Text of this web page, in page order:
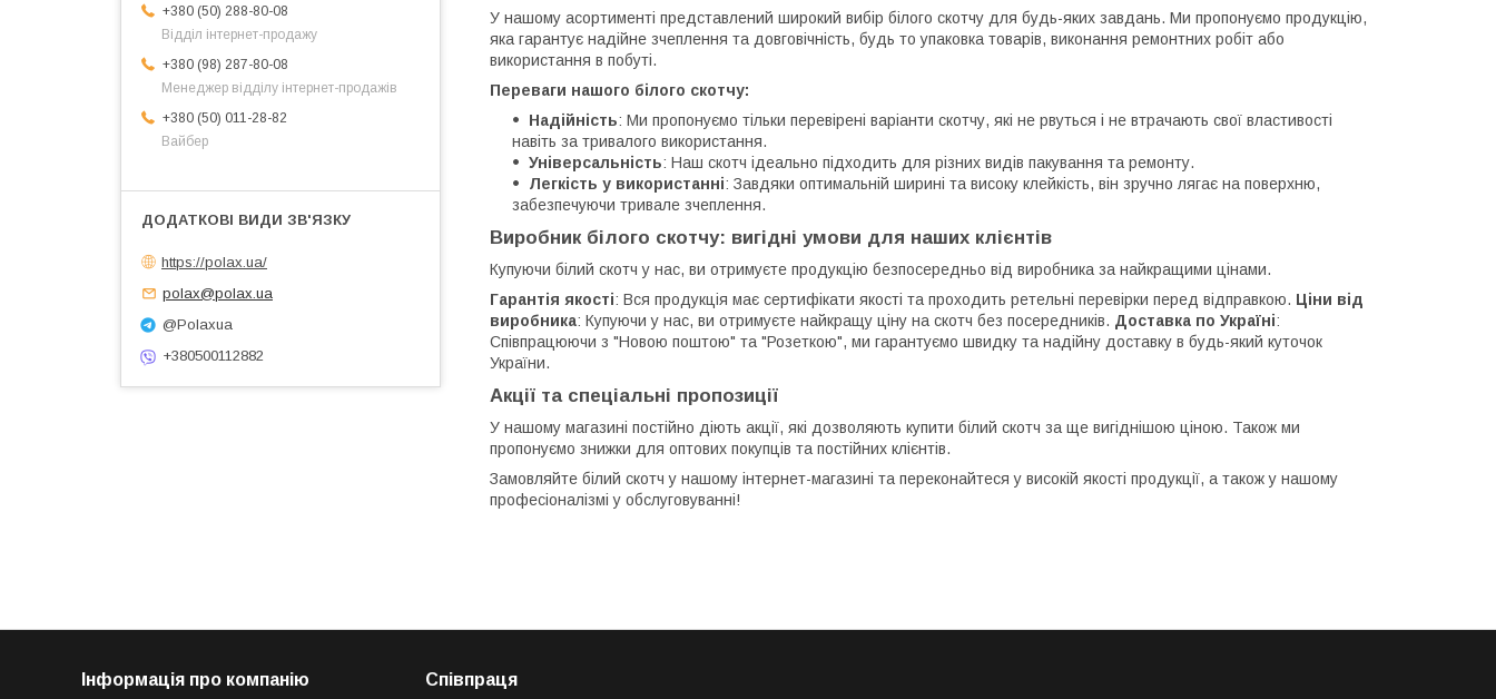
У нашому асортименті представлений широкий вибір білого скотчу для будь-яких завдань. Ми пропонуємо продукцію,
яка гарантує надійне зчеплення та довговічність, будь то упаковка товарів, виконання ремонтних робіт або
використання в побуті.
Переваги нашого білого скотчу:
Надійність: Ми пропонуємо тільки перевірені варіанти скотчу, які не рвуться і не втрачають свої властивості
навіть за тривалого використання.
Універсальність: Наш скотч ідеально підходить для різних видів пакування та ремонту.
Легкість у використанні: Завдяки оптимальній ширині та високу клейкість, він зручно лягає на поверхню,
забезпечуючи тривале зчеплення.
Виробник білого скотчу: вигідні умови для наших клієнтів
Купуючи білий скотч у нас, ви отримуєте продукцію безпосередньо від виробника за найкращими цінами.
Гарантія якості: Вся продукція має сертифікати якості та проходить ретельні перевірки перед відправкою. Ціни від
виробника: Купуючи у нас, ви отримуєте найкращу ціну на скотч без посередників. Доставка по Україні:
Співпрацюючи з "Новою поштою" та "Розеткою", ми гарантуємо швидку та надійну доставку в будь-який куточок
України.
Акції та спеціальні пропозиції
У нашому магазині постійно діють акції, які дозволяють купити білий скотч за ще вигіднішою ціною. Також ми
пропонуємо знижки для оптових покупців та постійних клієнтів.
Замовляйте білий скотч у нашому інтернет-магазині та переконайтеся у високій якості продукції, а також у нашому
професіоналізмі у обслуговуванні!
+380 (50) 288-80-08
Відділ інтернет-продажу
+380 (98) 287-80-08
Менеджер відділу інтернет-продажів
+380 (50) 011-28-82
Вайбер
https://polax.ua/
polax@polax.ua
@Polaxua
+380500112882
Інформація про компанію Співпраця